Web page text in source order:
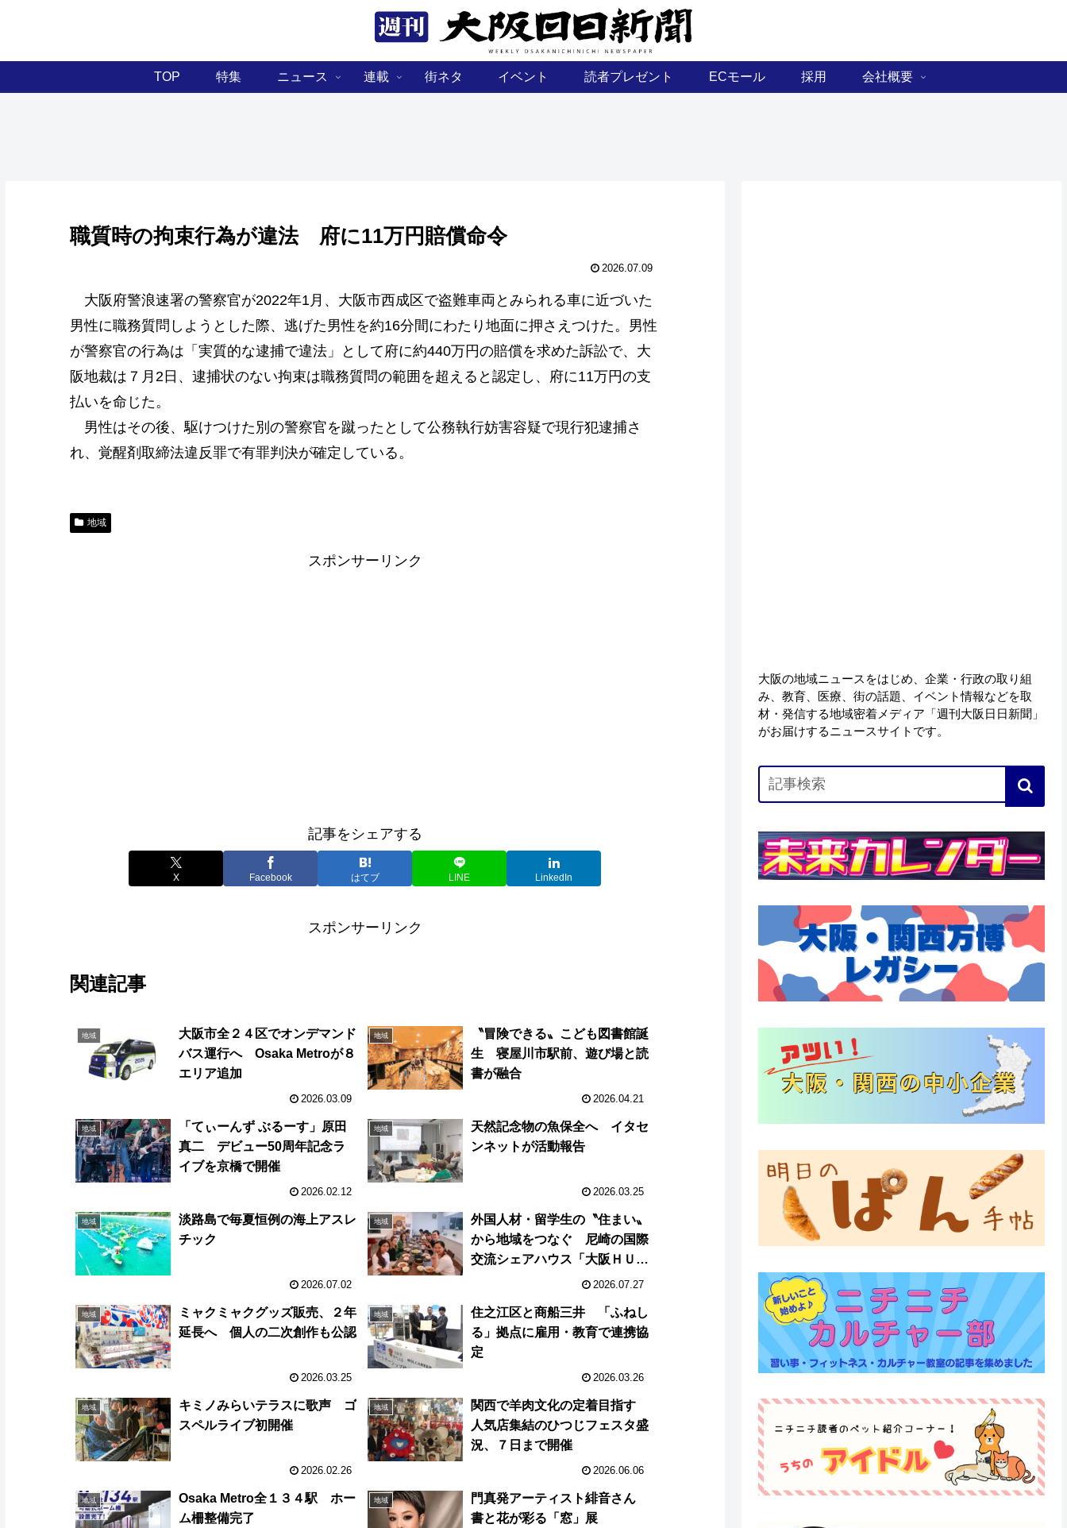
TOP 特集 ニュース 連載 街ネタ イベント 読者プレゼント ECモール 採用 会社概要
職質時の拘束行為が違法 府に11万円賠償命令
2026.07.09
大阪府警浪速署の警察官が2022年1月、大阪市西成区で盗難車両とみられる車に近づいた
男性に職務質問しようとした際、逃げた男性を約16分間にわたり地面に押さえつけた。男性
が警察官の行為は「実質的な逮捕で違法」として府に約440万円の賠償を求めた訴訟で、大
阪地裁は７月2日、逮捕状のない拘束は職務質問の範囲を超えると認定し、府に11万円の支
払いを命じた。
男性はその後、駆けつけた別の警察官を蹴ったとして公務執行妨害容疑で現行犯逮捕さ
れ、覚醒剤取締法違反罪で有罪判決が確定している。
地域
スポンサーリンク
記事をシェアする
X Facebook はてブ LINE LinkedIn
スポンサーリンク
関連記事
地域
大阪市全２４区でオンデマンド
バス運行へ Osaka Metroが８
エリア追加
2026.03.09
地域
〝冒険できる〟こども図書館誕
生 寝屋川市駅前、遊び場と読
書が融合
2026.04.21
地域
「てぃーんず ぶるーす」原田
真二 デビュー50周年記念ラ
イブを京橋で開催
2026.02.12
地域
天然記念物の魚保全へ イタセ
ンネットが活動報告
2026.03.25
地域
淡路島で毎夏恒例の海上アスレ
チック
2026.07.02
地域
外国人材・留学生の〝住まい〟
から地域をつなぐ 尼崎の国際
交流シェアハウス「大阪ＨＵ
2026.07.27
地域
ミャクミャクグッズ販売、２年
延長へ 個人の二次創作も公認
2026.03.25
地域
住之江区と商船三井 「ふねし
る」拠点に雇用・教育で連携協
定
2026.03.26
地域
キミノみらいテラスに歌声 ゴ
スペルライブ初開催
2026.02.26
地域
関西で羊肉文化の定着目指す
人気店集結のひつじフェスタ盛
況、７日まで開催
2026.06.06
地域
Osaka Metro全１３４駅 ホー
ム柵整備完了
地域
門真発アーティスト緋音さん
書と花が彩る「窓」展
大阪の地域ニュースをはじめ、企業・行政の取り組
み、教育、医療、街の話題、イベント情報などを取
材・発信する地域密着メディア「週刊大阪日日新聞」
がお届けするニュースサイトです。